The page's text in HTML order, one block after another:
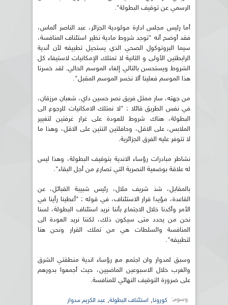
الرسمي عن توقيف البطولة".
أما رئيس مجلس ادارة مولودية الجزائر، عبد الناصر ألماس،
فقد أوضح أنه "توجد شروط مادية نظير استئناف المنافسة،
سيما البروتوكول الصحي الذي يستحيل تطبيقه لأن أندية
الرابطتين الأولى و الثانية لا تمتلك الإمكانيات لاستيفاء كل
الشروط ويستحسن بالتالي إلغاء الموسم الحالي. لقد خسرنا
هذا الموسم فعلينا ألا نخسر الموسم المقبل".
من جهته، سار ممثل فريق نصر حسين داي، شعبان مرزقان،
في نفس الطريق قائلا : "لا نمتلك الامكانيات للرجوع الى
البطولة، هناك شروط للعودة على غرار غرفتين لتغيير
الملابس، على الاقل، وحافلتين اثنتين على الاقل، وهذا ما
لا تتوفر عليه الفرق الجزائرية.
نشاطر مبادرات رؤساء الاندية بتوقيف البطولة، وهذا ليس
له علاقة بوضعية النصرية التي تصارع من أجل البقاء".
بالمقابل، شذ شريف ملال، رئيس شبيبة القبائل، عن
القاعدة، مؤيدا قرار الاستئناف، في قوله : "أعطينا رأينا في
الأمر وأكدنا خلال الاجتماع بأننا نريد استئناف البطولة، لسنا
نحن من يحدد متى سيكون ذلك، لكننا نريد العودة الى
المنافسة والسلطات هي من تملك القرار ونحن هنا
لتطبيقه".
وسبق لمدوار وان اجتمع مع رؤساء اندية منطقتي الشرق
والغرب خلال الاسبوعين الماضيين، حيث أجمعوا بدورهم
على ضرورة التوقيف النهائي للمنافسة.
وسوم: كورونا, استئناف البطولة, عبد الكريم مدوار